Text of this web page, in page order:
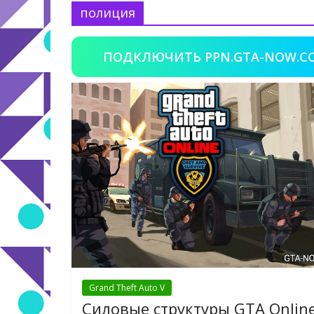
полиция
ПОДКЛЮЧИТЬ PPN.GTA-
Grand Theft Auto V
Силовые структуры GTA